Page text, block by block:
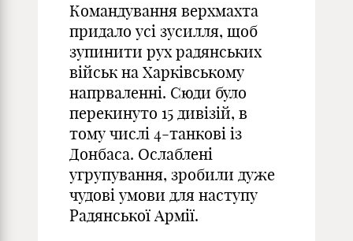
Командування верхмахта
придало усі зусилля, щоб
зупинити рух радянських
військ на Харківському
напрваленні. Сюди було
перекинуто 15 дивізій, в
тому числі 4-танкові із
Донбаса. Ослаблені
угрупування, зробили дуже
чудові умови для наступу
Радянської Армії.